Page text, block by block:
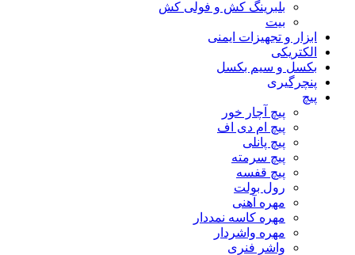
بلبرینگ کش و فولی کش
بیت
ابزار و تجهیزات ایمنی
الکتریکی
بکسل و سیم بکسل
پنچرگیری
پیچ
پیچ آچار خور
پیچ ام دی اف
پیچ پانلی
پیچ سرمته
پیچ قفسه
رول بولت
مهره آهنی
مهره کاسه نمددار
مهره واشردار
واشر فنری